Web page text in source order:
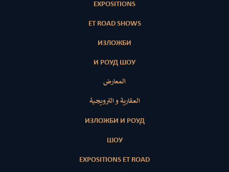
EXPOSITIONS
ET ROAD SHOWS
ИЗЛОЖБИ
И РОУД ШОУ
المعارض
العقارية و الترويجية
ИЗЛОЖБИ И РОУД
ШОУ
EXPOSITIONS ET ROAD